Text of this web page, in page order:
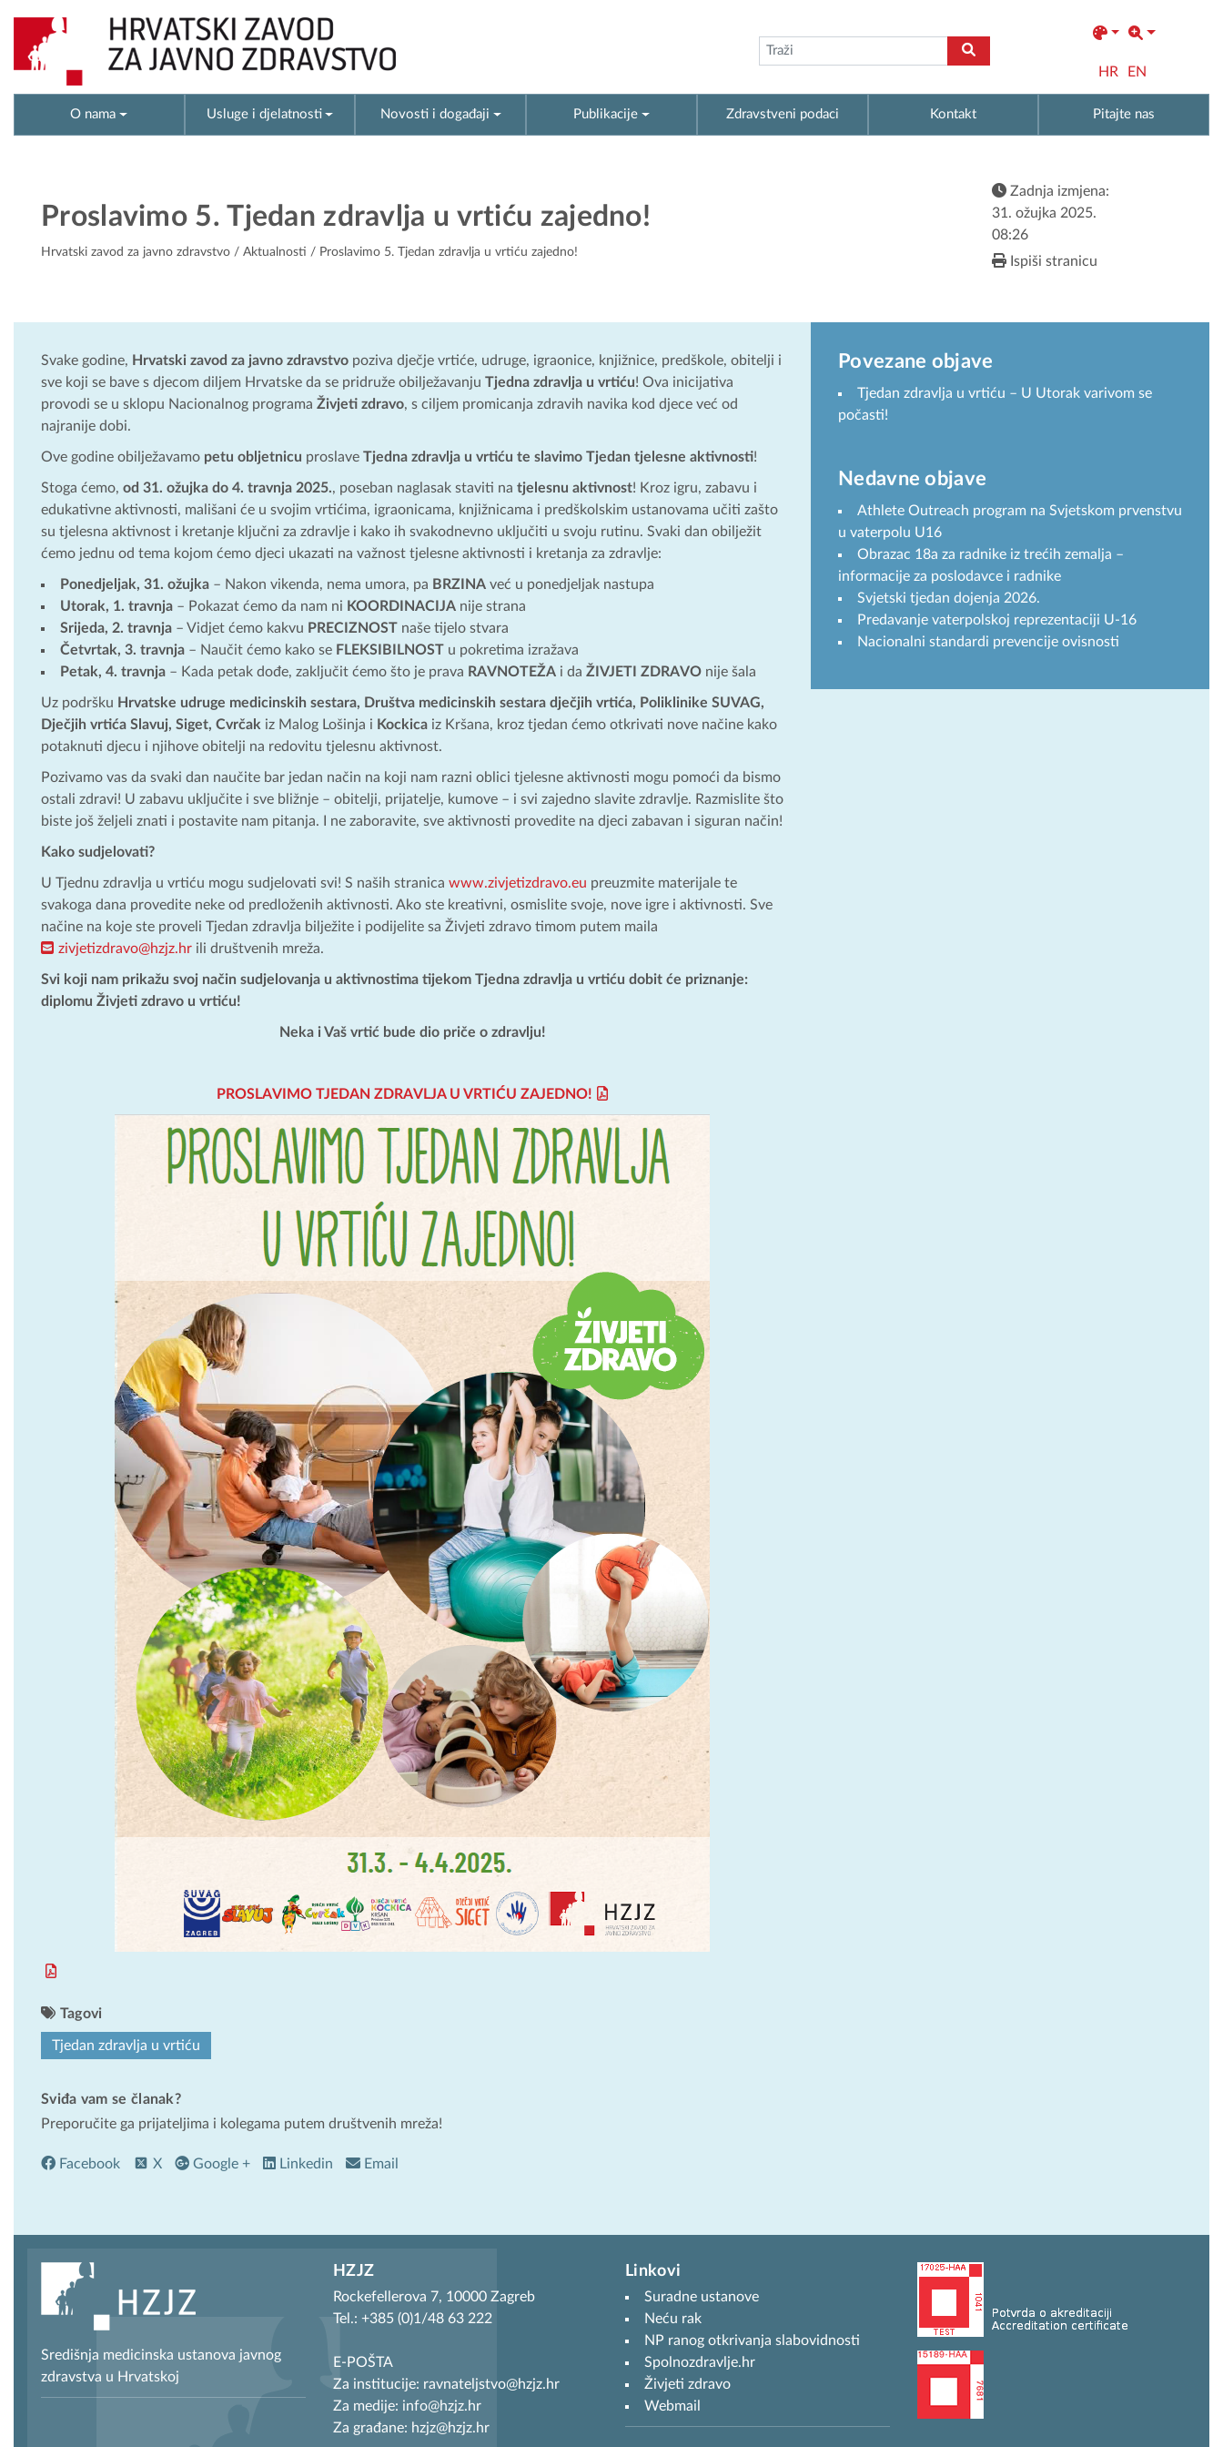
HR EN
O nama Usluge i djelatnosti Novosti i događaji Publikacije Zdravstveni podaci Kontakt Pitajte nas
Proslavimo 5. Tjedan zdravlja u vrtiću zajedno!
Hrvatski zavod za javno zdravstvo / Aktualnosti / Proslavimo 5. Tjedan zdravlja u vrtiću zajedno!
Zadnja izmjena:
31. ožujka 2025.
08:26
Ispiši stranicu
Svake godine, Hrvatski zavod za javno zdravstvo poziva dječje vrtiće, udruge, igraonice, knjižnice, predškole, obitelji i
sve koji se bave s djecom diljem Hrvatske da se pridruže obilježavanju Tjedna zdravlja u vrtiću! Ova inicijativa
provodi se u sklopu Nacionalnog programa Živjeti zdravo, s ciljem promicanja zdravih navika kod djece već od
najranije dobi.
Ove godine obilježavamo petu obljetnicu proslave Tjedna zdravlja u vrtiću te slavimo Tjedan tjelesne aktivnosti!
Stoga ćemo, od 31. ožujka do 4. travnja 2025., poseban naglasak staviti na tjelesnu aktivnost! Kroz igru, zabavu i
edukativne aktivnosti, mališani će u svojim vrtićima, igraonicama, knjižnicama i predškolskim ustanovama učiti zašto
su tjelesna aktivnost i kretanje ključni za zdravlje i kako ih svakodnevno uključiti u svoju rutinu. Svaki dan obilježit
ćemo jednu od tema kojom ćemo djeci ukazati na važnost tjelesne aktivnosti i kretanja za zdravlje:
Ponedjeljak, 31. ožujka – Nakon vikenda, nema umora, pa BRZINA već u ponedjeljak nastupa
Utorak, 1. travnja – Pokazat ćemo da nam ni KOORDINACIJA nije strana
Srijeda, 2. travnja – Vidjet ćemo kakvu PRECIZNOST naše tijelo stvara
Četvrtak, 3. travnja – Naučit ćemo kako se FLEKSIBILNOST u pokretima izražava
Petak, 4. travnja – Kada petak dođe, zaključit ćemo što je prava RAVNOTEŽA i da ŽIVJETI ZDRAVO nije šala
Uz podršku Hrvatske udruge medicinskih sestara, Društva medicinskih sestara dječjih vrtića, Poliklinike SUVAG,
Dječjih vrtića Slavuj, Siget, Cvrčak iz Malog Lošinja i Kockica iz Kršana, kroz tjedan ćemo otkrivati nove načine kako
potaknuti djecu i njihove obitelji na redovitu tjelesnu aktivnost.
Pozivamo vas da svaki dan naučite bar jedan način na koji nam razni oblici tjelesne aktivnosti mogu pomoći da bismo
ostali zdravi! U zabavu uključite i sve bližnje – obitelji, prijatelje, kumove – i svi zajedno slavite zdravlje. Razmislite što
biste još željeli znati i postavite nam pitanja. I ne zaboravite, sve aktivnosti provedite na djeci zabavan i siguran način!
Kako sudjelovati?
U Tjednu zdravlja u vrtiću mogu sudjelovati svi! S naših stranica www.zivjetizdravo.eu preuzmite materijale te
svakoga dana provedite neke od predloženih aktivnosti. Ako ste kreativni, osmislite svoje, nove igre i aktivnosti. Sve
načine na koje ste proveli Tjedan zdravlja bilježite i podijelite sa Živjeti zdravo timom putem maila
zivjetizdravo@hzjz.hr ili društvenih mreža.
Svi koji nam prikažu svoj način sudjelovanja u aktivnostima tijekom Tjedna zdravlja u vrtiću dobit će priznanje:
diplomu Živjeti zdravo u vrtiću!
Neka i Vaš vrtić bude dio priče o zdravlju!
PROSLAVIMO TJEDAN ZDRAVLJA U VRTIĆU ZAJEDNO!
Tagovi
Tjedan zdravlja u vrtiću
Sviđa vam se članak?
Preporučite ga prijateljima i kolegama putem društvenih mreža!
Facebook X Google + Linkedin Email
Povezane objave
Tjedan zdravlja u vrtiću – U Utorak varivom se
počasti!
Nedavne objave
Athlete Outreach program na Svjetskom prvenstvu
u vaterpolu U16
Obrazac 18a za radnike iz trećih zemalja –
informacije za poslodavce i radnike
Svjetski tjedan dojenja 2026.
Predavanje vaterpolskoj reprezentaciji U-16
Nacionalni standardi prevencije ovisnosti
Središnja medicinska ustanova javnog
zdravstva u Hrvatskoj
HZJZ
Rockefellerova 7, 10000 Zagreb
Tel.: +385 (0)1/48 63 222
E-POŠTA
Za institucije: ravnateljstvo@hzjz.hr
Za medije: info@hzjz.hr
Za građane: hzjz@hzjz.hr
Linkovi
Suradne ustanove
Neću rak
NP ranog otkrivanja slabovidnosti
Spolnozdravlje.hr
Živjeti zdravo
Webmail